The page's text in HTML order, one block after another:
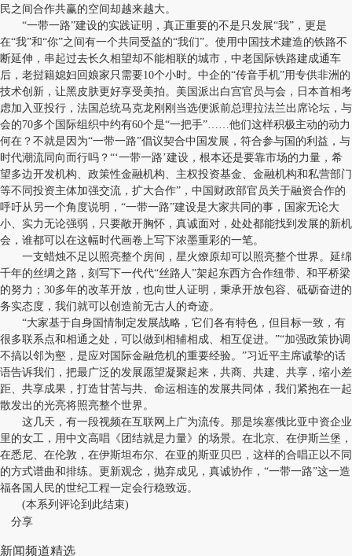
民之间合作共赢的空间却越来越大。
“一带一路”建设的实践证明，真正重要的不是只发展“我”，更是
在“我”和“你”之间有一个共同受益的“我们”。使用中国技术建造的铁路不
断延伸，串起过去长久相望却不能相联的城市，中老国际铁路建成通车
后，老挝籍媳妇回娘家只需要10个小时。中企的“传音手机”用专供非洲的
技术创新，让黑皮肤更好享受美拍。美国派出白宫官员与会，日本首相考
虑加入亚投行，法国总统马克龙刚刚当选便派前总理拉法兰出席论坛，与
会的70多个国际组织中约有60个是“一把手”……他们这样积极主动的动力
何在？不就是因为“一带一路”倡议契合中国发展，符合参与国的利益，与
时代潮流同向而行吗？“‘一带一路’建设，根本还是要靠市场的力量，希
望多边开发机构、政策性金融机构、主权投资基金、金融机构和私营部门
等不同投资主体加强交流，扩大合作”，中国财政部官员关于融资合作的
呼吁从另一个角度说明，“一带一路”建设是大家共同的事，国家无论大
小、实力无论强弱，只要敞开胸怀，真诚面对，处处都能找到发展的新机
会，谁都可以在这幅时代画卷上写下浓墨重彩的一笔。
一支蜡烛不足以照亮整个房间，星火燎原却可以照亮整个世界。延绵
千年的丝绸之路，刻写下一代代“丝路人”架起东西方合作纽带、和平桥梁
的努力；30多年的改革开放，也向世人证明，秉承开放包容、砥砺奋进的
务实态度，我们就可以创造前无古人的奇迹。
“大家基于自身国情制定发展战略，它们各有特色，但目标一致，有
很多联系点和相通之处，可以做到相辅相成、相互促进。”“加强政策协调
不搞以邻为壑，是应对国际金融危机的重要经验。”习近平主席诚挚的话
语告诉我们，把最广泛的发展愿望凝聚起来，共商、共建、共享，缩小差
距、共享成果，打造甘苦与共、命运相连的发展共同体，我们紧抱在一起
散发出的光亮将照亮整个世界。
这几天，有一段视频在互联网上广为流传。那是埃塞俄比亚中资企业
里的女工，用中文高唱《团结就是力量》的场景。在北京、在伊斯兰堡，
在悉尼、在伦敦，在伊斯坦布尔、在亚的斯亚贝巴，这样的合唱正以不同
的方式谱曲和排练。更新观念，抛弃成见，真诚协作，“一带一路”这一造
福各国人民的世纪工程一定会行稳致远。
(本系列评论到此结束)
分享
新闻频道精选